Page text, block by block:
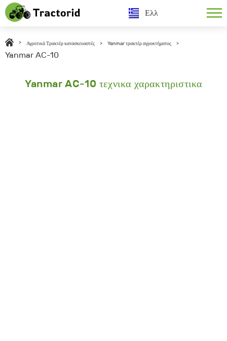
Ελλ
> Αγροτικά Τρακτέρ κατασκευαστές > Yanmar τρακτέρ αγροκτήματος >
Yanmar AC-10
Yanmar AC-10 τεχνικα χαρακτηριστικα